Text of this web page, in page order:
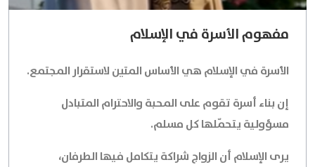
مفهوم الأسرة في الإسلام
الأسرة في الإسلام هي الأساس المتين لاستقرار المجتمع.
إن بناء أسرة تقوم على المحبة والاحترام المتبادل
مسؤولية يتحمّلها كل مسلم.
يرى الإسلام أن الزواج شراكة يتكامل فيها الطرفان،